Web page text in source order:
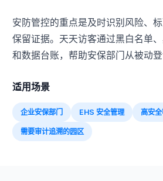
安防管控的重点是及时识别风险、
保留证据。天天访客通过黑白名单
和数据台账，帮助安保部门从被动登
适用场景
企业安保部门 EHS 安全管理 高安
需要审计追溯的园区